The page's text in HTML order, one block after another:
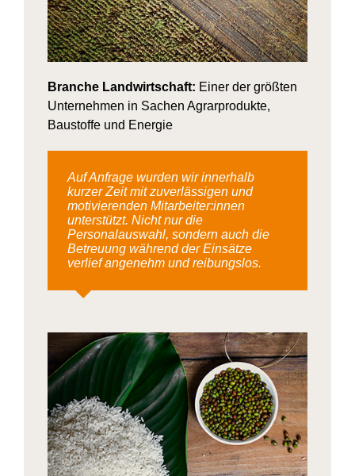
Branche Landwirtschaft: Einer der größten
Unternehmen in Sachen Agrarprodukte,
Baustoffe und Energie
Auf Anfrage wurden wir innerhalb
kurzer Zeit mit zuverlässigen und
motivierenden Mitarbeiter:innen
unterstützt. Nicht nur die
Personalauswahl, sondern auch die
Betreuung während der Einsätze
verlief angenehm und reibungslos.